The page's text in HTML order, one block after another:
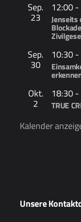
Unsere
Sep.
23
12:00-
Jenseits
Sep.
30
10:30-
Okt.
2
18:30-
TRUE
Kalender